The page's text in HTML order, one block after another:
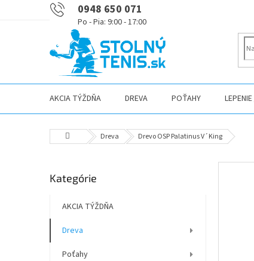
0948 650 071
AKCIA TÝŽDŇA DREVA POŤAHY
DomovDreva Drevo OSP Palatinus V´King
o
ý
a
Preskočiť
Kategórie
AKCIA TÝŽDŇA
Dreva
Poťahy